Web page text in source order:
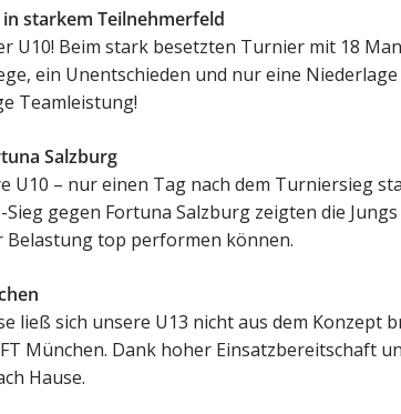
starkem Teilnehmerfeld
U10! Beim stark besetzten Turnier mit 18
ein Unentschieden und nur eine
Teamleistung!
Salzburg
U10 – nur einen Tag nach dem Turniersieg
gegen Fortuna Salzburg zeigten die
Belastung top performen können.
ließ sich unsere U13 nicht aus dem Konzept
München. Dank hoher Einsatzbereitschaft
Hause.